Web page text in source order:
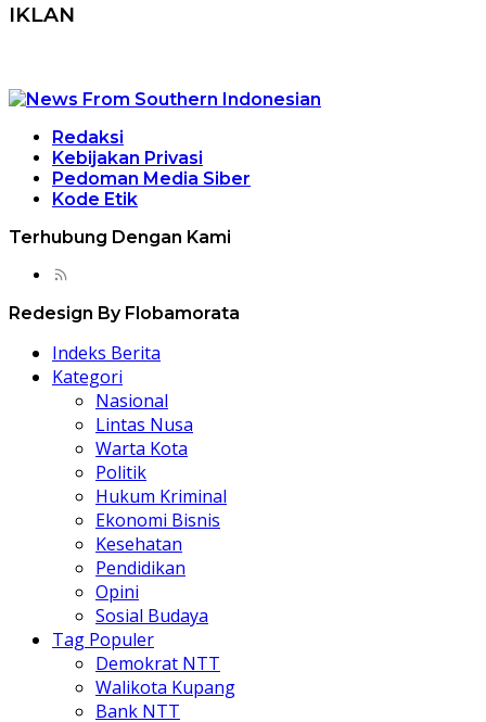
IKLAN
Redaksi
Kebijakan Privasi
Pedoman Media Siber
Kode Etik
Terhubung Dengan Kami
Redesign By Flobamorata
Indeks Berita
Kategori
Nasional
Lintas Nusa
Warta Kota
Politik
Hukum Kriminal
Ekonomi Bisnis
Kesehatan
Pendidikan
Opini
Sosial Budaya
Tag Populer
Demokrat NTT
Walikota Kupang
Bank NTT